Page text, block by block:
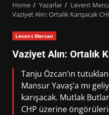
Home Yazarlar
Levent
Vaziyet Alın: Ortalık Karışacak
Levent Mercan
Vaziyet Alın: Ortalık
Tanju Özcan’ın
Mansur Yavaş’a mı
karışacak. Mutlak
CHP üzerine